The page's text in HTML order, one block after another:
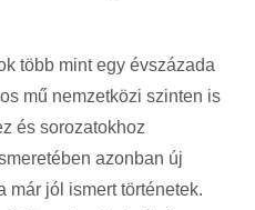
több mint egy évszázada
mű nemzetközi szinten is
és sorozatokhoz
azonban új
már jól ismert történetek.